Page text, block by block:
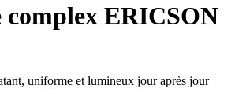
ERICSON
uniforme et lumineux jour après jour